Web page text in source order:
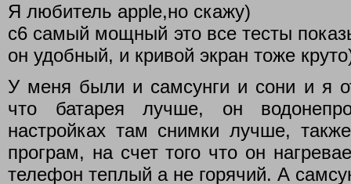
Я любитель apple,но скажу)
с6 самый мощный это все тесты
он удобный, и кривой экран тоже
У меня были и самсунги и сони и я
что батарея лучше, он
настройках там снимки лучше,
програм, на счет того что он
телефон теплый а не горячий. А